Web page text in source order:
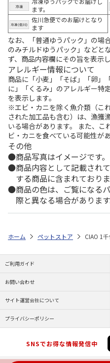
ます。
佐川急便でのお届けとなり
ます
なお、「普通ゆうパック」の場
のみチルドゆうパック」などと
ず、商品内容欄にその旨を表示し
アレルギー情報について
商品に「小麦」「そば」「卵」
に」「くるみ」のアレルギー特
を表示します。
※エビ・カニを除く魚介類（こ
された加工品も含む）は、漁獲
いる場合があります。 また、こ
ビ・カニを食べている可能性があ
その他
商品写真はイメージです。
商品内容として記載され
する商品に含まれておりま
商品の色は、ご覧になる
際と異なる場合があります
ホーム ペットストア CIAO 1
ご利用ガイド
お問い合わせ
サイト運営会社について
プライバシーポリシー
SNSでお得な情報発信中